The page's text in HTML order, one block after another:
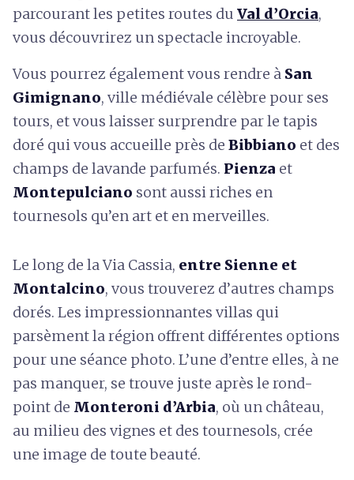
parcourant les petites routes du Val d’Orcia,
vous découvrirez un spectacle incroyable.
Vous pourrez également vous rendre à San
Gimignano, ville médiévale célèbre pour ses
tours, et vous laisser surprendre par le tapis
doré qui vous accueille près de Bibbiano et des
champs de lavande parfumés. Pienza et
Montepulciano sont aussi riches en
tournesols qu’en art et en merveilles.
Le long de la Via Cassia, entre Sienne et
Montalcino, vous trouverez d’autres champs
dorés. Les impressionnantes villas qui
parsèment la région offrent différentes options
pour une séance photo. L’une d’entre elles, à ne
pas manquer, se trouve juste après le rond-
point de Monteroni d’Arbia, où un château,
au milieu des vignes et des tournesols, crée
une image de toute beauté.